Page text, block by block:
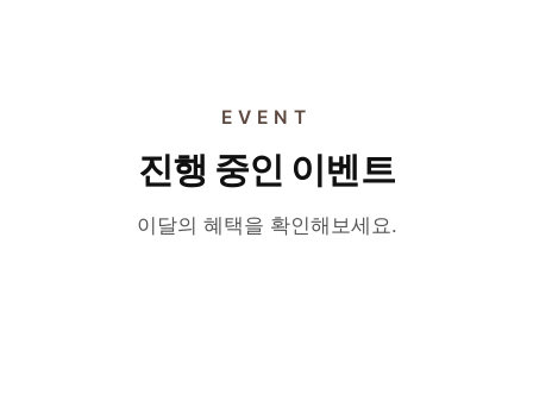
EVENT
진행 중인 이벤트
이달의 혜택을 확인해보세요.
세르프 600샷
160만원
EVENT 02
190만원
EVENT 03
리쥬란 · 리투오
EVENT 04
리투오